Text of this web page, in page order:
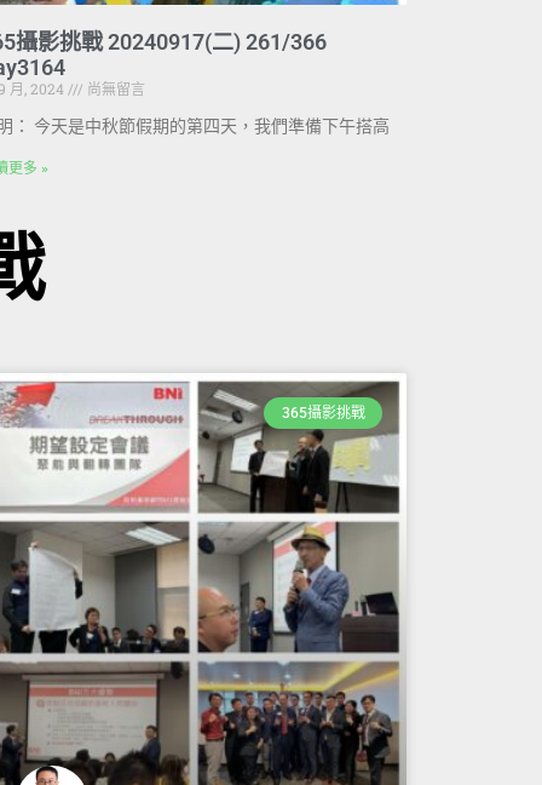
攝影挑戰 20240917(二) 261/366
月, 2024
尚無留言
： 今天是中秋節假期的第四天，我們準備下午搭高
更多 »
365攝影挑戰